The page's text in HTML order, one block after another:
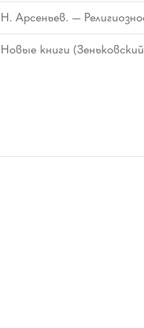
Н. Арсеньев. —
Новые книги